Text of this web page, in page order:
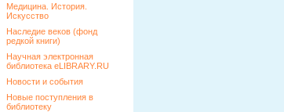
Медицина. История.
Искусство
Наследие веков (фонд
редкой книги)
Научная электронная
библиотека eLIBRARY.RU
Новости и события
Новые поступления в
библиотеку